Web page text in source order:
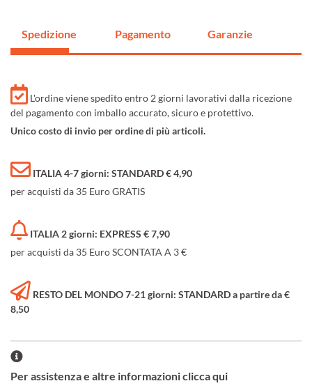
Spedizione Pagamento Garanzie
L'ordine viene spedito entro 2 giorni lavorativi dalla ricezione
del pagamento con imballo accurato, sicuro e protettivo.
Unico costo di invio per ordine di più articoli.
ITALIA 4-7 giorni: STANDARD € 4,90
per acquisti da 35 Euro GRATIS
ITALIA 2 giorni: EXPRESS € 7,90
per acquisti da 35 Euro SCONTATA A 3 €
RESTO DEL MONDO 7-21 giorni: STANDARD a partire da €
8,50
Per assistenza e altre informazioni clicca qui